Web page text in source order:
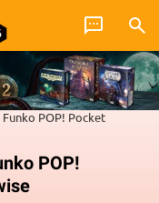
Funko POP! Pocket
POP!